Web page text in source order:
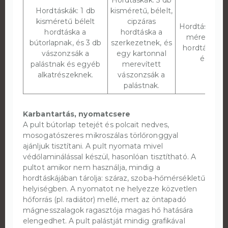
Hordtáskák: 1 db
kisméretű bélelt
hordtáska a
bútorlapnak, és 3 db
vászonzsák a
palástnak és egyéb
alkatrészeknek.
kisméretű, bélelt,
cipzáras
hordtáska a
szerkezetnek, és
egy kartonnal
merevített
vászonzsák a
palástnak.
Hordtáskák:
méretű
hordtáska a
és a
Karbantartás, nyomatcsere
A pult bútorlap tetejét és polcait nedves,
mosogatószeres mikroszálas törlőronggyal
ajánljuk tisztítani. A pult nyomata mivel
védőlaminálással készül, hasonlóan tisztítható. A
pultot amikor nem használja, mindig a
hordtáskájában tárolja: száraz, szoba-hőmérsékletű
helyiségben. A nyomatot ne helyezze közvetlen
hőforrás (pl. radiátor) mellé, mert az öntapadó
mágnesszalagok ragasztója magas hő hatására
elengedhet. A pult palástját mindig grafikával